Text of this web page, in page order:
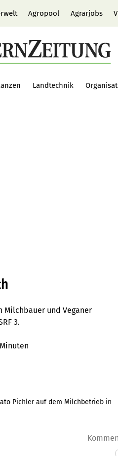
Agropool Agrarjobs
Landtechnik
Milchbauer und Veganer
3.
Pichler auf dem Milchbetrieb in